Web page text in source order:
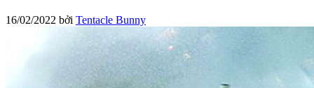
16/02/2022 bởi Tentacle Bunny